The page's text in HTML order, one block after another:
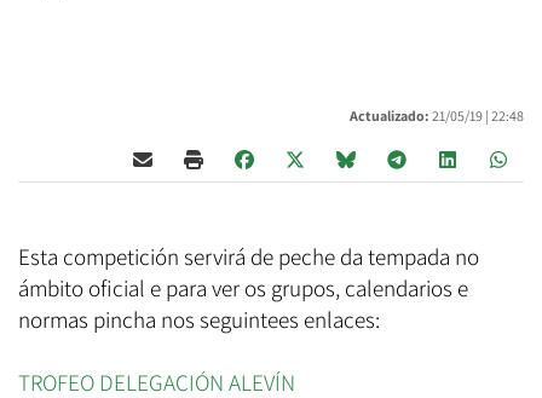
Actualizado: 21/05/19 | 22:48
Esta competición servirá de peche da tempada no
ámbito oficial e para ver os grupos, calendarios e
normas pincha nos seguintees enlaces:
TROFEO DELEGACIÓN ALEVÍN